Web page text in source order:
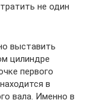
не один
выставить
цилиндре
первого
в
вала. Именно в